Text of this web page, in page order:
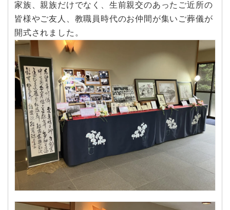
家族、親族だけでなく、生前親交のあったご近所の
皆様やご友人、教職員時代のお仲間が集いご葬儀が
開式されました。